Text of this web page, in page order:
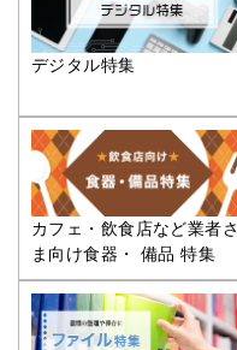
デジタル特集
カフェ・飲食店など業者さ
ま向け食器・ 備品 特集